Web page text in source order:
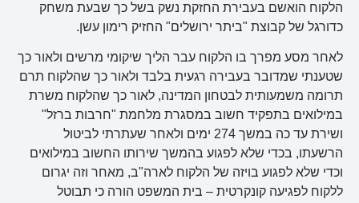
הלקוח הואשם בעבירת החזקת נשק בשל כך שבעת משחק
כדורגל של קבוצת "ביתר ירושלים" החזיק רימון עשן.
לאחר מסע מפרך בו הלקוח עבר הליך שיקומי מרשים ולאור כך
שטענתי שמדובר בעבירה רגעית בלבד ולאור כך שהלקוח תרם
תרומה משמעותית לבטחון המדינה, לאור כך שהלקוח משרת
במילואים בתפקיד חשוב במסגרת מלחמת "חרבות ברזל"
ושירת עד כה במשך 274 ימים ולאחר שעתרתי לביטול
הרשעתו, בכדי שלא לפגוע בהמשך שירותו החשוב במילואים
וכדי שלא לפגוע בויזה של הלקוח לארה"ב, מאחר וזה יגרום
ללקוח לפגיעה קונקרטית – בית המשפט הורה כי תבוטל